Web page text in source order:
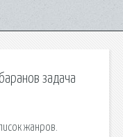
задача
жанров.